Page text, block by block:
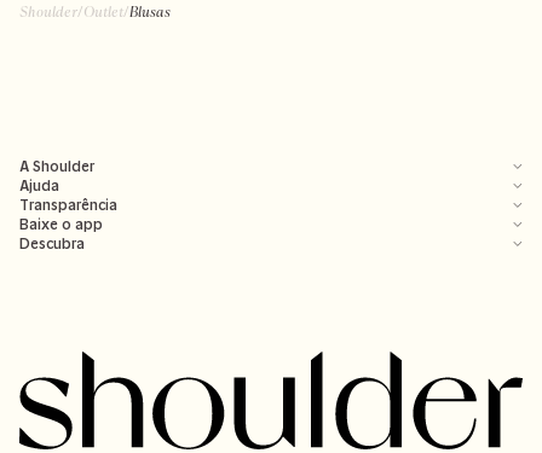
Shoulder/Outlet/Blusas
A Shoulder
Ajuda
Transparência
Baixe o app
Descubra